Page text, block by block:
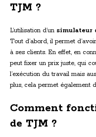
TJM ?
L’utilisation d’un simulateur
Tout d’abord, il permet
à ses clients. En effet, en
peut fixer un prix juste, qui
l’exécution du travail mais
plus, cela permet également
Comment
de TJM ?